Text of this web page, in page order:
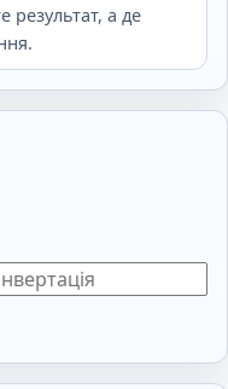
результат, а де